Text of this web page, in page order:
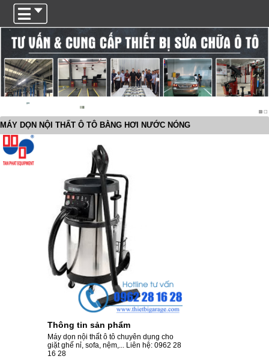
Trigger
MÁY DỌN NỘI THẤT Ô TÔ BẰNG HƠI NƯỚC NÓNG
Thông tin sản phẩm
Máy dọn nội thất ô tô chuyên dụng cho
giặt ghế nỉ, sofa, nệm,... Liên hệ: 0962 28
16 28